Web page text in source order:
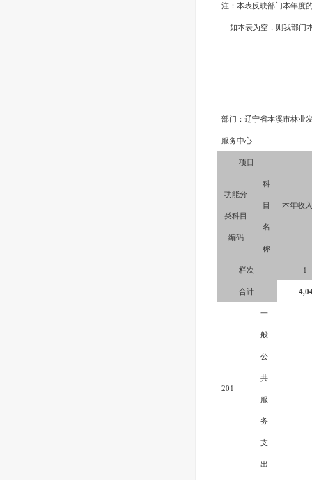
注：本表反映部门本年度
如本表为空，则我部门
部门：辽宁省本溪市林业
服务中心
项目
本年收
功能分
类科目
编码
科
目
名
称
栏次 1
合计
201
一
般
公
共
服
务
支
出